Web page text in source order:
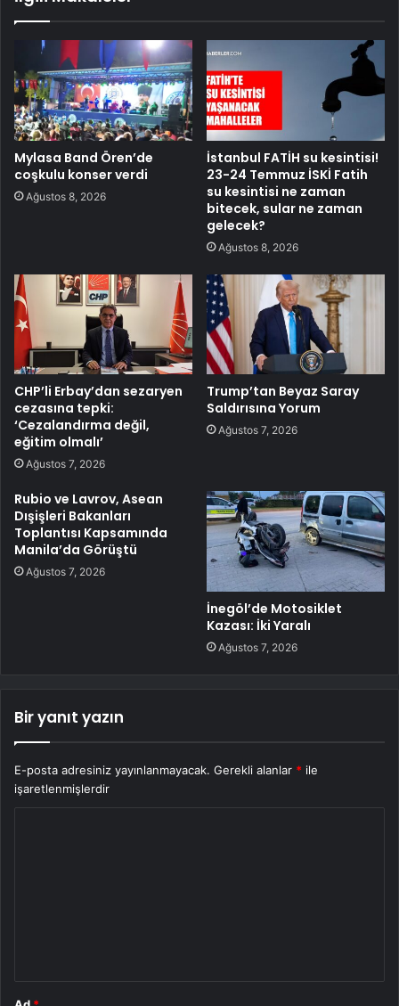
Mylasa Band Ören’de
coşkulu konser verdi
Ağustos 8, 2026
İstanbul FATİH su kesintisi!
23-24 Temmuz İSKİ Fatih
su kesintisi ne zaman
bitecek, sular ne zaman
gelecek?
Ağustos 8, 2026
CHP’li Erbay’dan sezaryen
cezasına tepki:
‘Cezalandırma değil,
eğitim olmalı’
Ağustos 7, 2026
Trump’tan Beyaz Saray
Saldırısına Yorum
Ağustos 7, 2026
Rubio ve Lavrov, Asean
Dışişleri Bakanları
Toplantısı Kapsamında
Manila’da Görüştü
Ağustos 7, 2026
İnegöl’de Motosiklet
Kazası: İki Yaralı
Ağustos 7, 2026
Bir yanıt yazın
E-posta adresiniz yayınlanmayacak. Gerekli alanlar * ile
işaretlenmişlerdir